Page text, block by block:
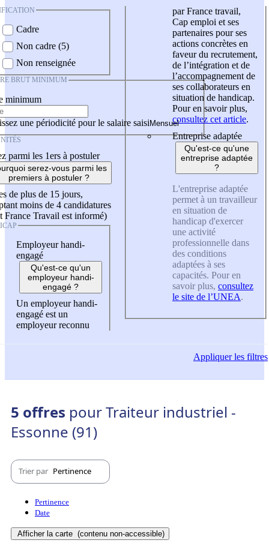
Cadre
Non cadre (5)
Non renseignée
BRUT MINIMUM
minimum
une périodicité pour le salaire saisi
parmi les 1ers à postuler
serez-vous parmi les
premiers à postuler ?
de plus de 15 jours,
moins de 4 candidatures
France Travail est informé)
Employeur handi-
engagé
Qu'est-ce qu'un
employeur handi-
engagé ?
Un employeur handi-
engagé est un
employeur reconnu
par France travail,
Cap emploi et ses
partenaires pour ses
actions concrètes en
faveur du recrutement,
de l’intégration et de
l’accompagnement de
ses collaborateurs en
situation de handicap.
Pour en savoir plus,
consultez cet article.
Entreprise adaptée
Qu'est-ce qu'une
entreprise adaptée
?
L'entreprise adaptée
permet à un travailleur
en situation de
handicap d'exercer
une activité
professionnelle dans
des conditions
adaptées à ses
capacités. Pour en
savoir plus, consultez
le site de l’UNEA.
Appliquerles filtres
5 offres pour Traiteur industriel -
Essonne (91)
Trier par Pertinence
Pertinence
Date
Afficher la carte (contenu non-accessible)